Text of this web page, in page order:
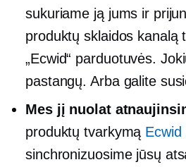
sukuriame ją jums ir
produktų sklaidos kanalą
„Ecwid“ parduotuvės.
pastangų. Arba galite
Mes jį nuolat
produktų tvarkymą Ecwid
sinchronizuosime jūsų